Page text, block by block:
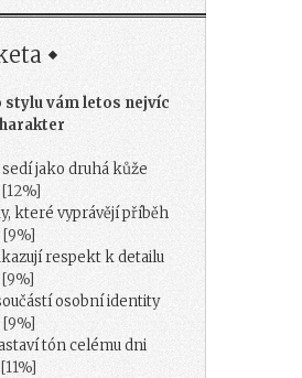
vám letos nejvíc
jako druhá kůže
které vyprávějí příběh
[9%]
respekt k detailu
osobní identity
[9%]
tón celému dni